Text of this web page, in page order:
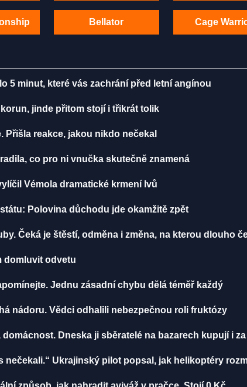
Bellator Cage
5 minut, které vás zachrání před letní angínou
jinde přitom stojí i třikrát tolik
reakce, jakou nikdo nečekal
co pro ni vnučka skutečně znamená
Vémola dramatické krmení lvů
Polovina důchodu jde okamžitě zpět
Čeká je štěstí, odměna i změna, na kterou dlouho
domluvit odvetu
Jednu zásadní chybu dělá téměř každý
nádoru. Vědci odhalili nebezpečnou roli fruktózy
Dneska ji sběratelé na bazarech kupují i za
nečekali.“ Ukrajinský pilot popsal, jak helikoptéry